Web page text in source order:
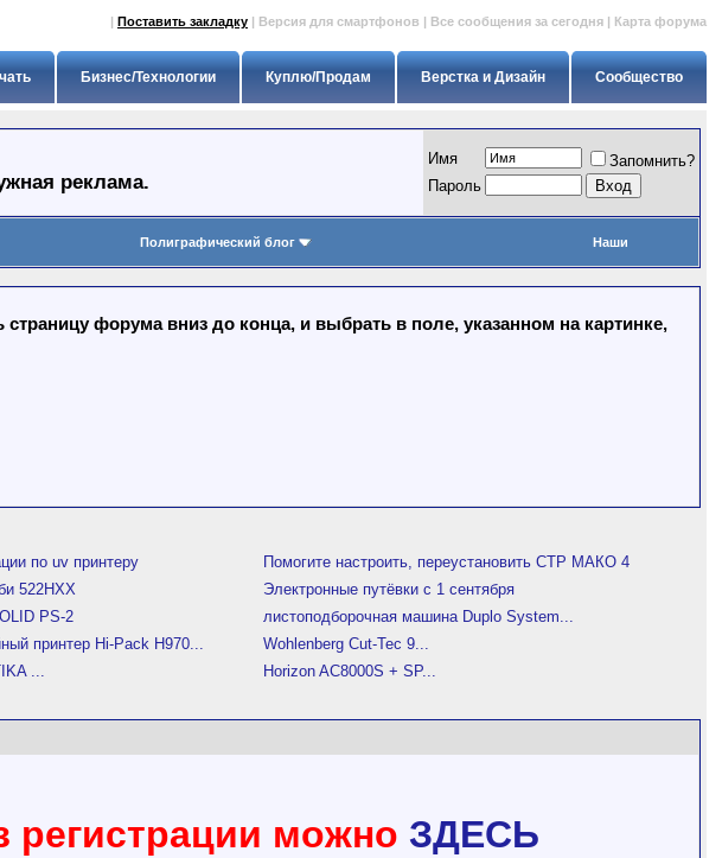
| Поставить закладку | Версия для смартфонов | Все сообщения за сегодня | Карта форума
Сообщество
Верстка и Дизайн
Куплю/Продам
Бизнес/Технологии
реклама.
Имя
Запомнить?
Пapoль
Полиграфический блог Наши
форума вниз до конца, и выбрать в поле, указанном на картинке,
по uv принтеру
Помогите настроить, переустановить СТР МАКО 4
522HXX
Электронные путёвки с 1 сентября
PS-2
листоподборочная машина Duplo System...
принтер Hi-Pack H970...
Wohlenberg Cut-Tec 9...
... Horizon AC8000S + SP...
регистрации можно ЗДЕСЬ